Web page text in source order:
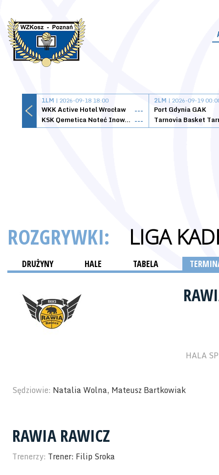
1LM | 2026-09-18 18:00
WKK Active Hotel Wrocław
---
KSK Qemetica Noteć Inowrocław ---
2LM | 2026-09-19
Port Gdynia GAK
ROZGRYWKI: LIGA
DRUŻYNY HALE TABELA
HALA
Sędziowie: Natalia Wolna, Mateusz Bartkowiak
RAWIA RAWICZ
Trenerzy: Trener: Filip Sroka